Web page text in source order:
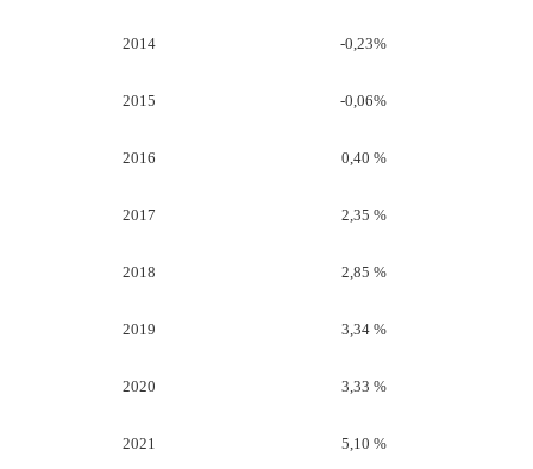
2014 -0,23%
2015 -0,06%
2016 0,40 %
2017 2,35 %
2018 2,85 %
2019 3,34 %
2020 3,33 %
2021 5,10 %